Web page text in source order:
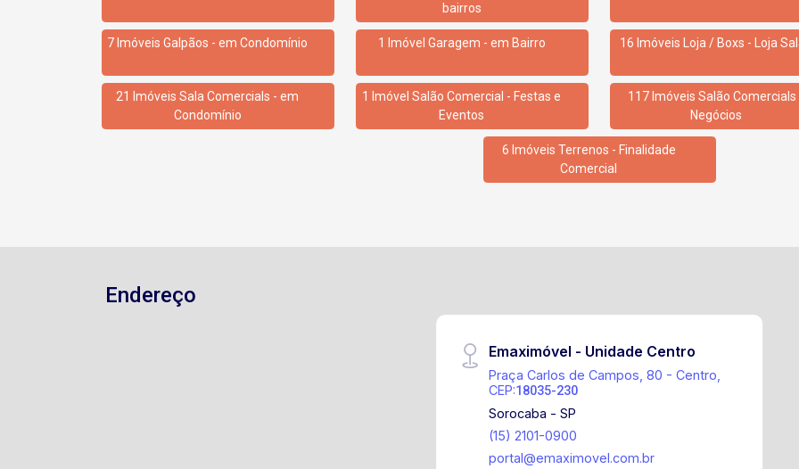
bairros
7 Imóveis Galpãos - em Condomínio 1 Imóvel Garagem - em Bairro 16 Imóveis Loja / Boxs - Loja
21 Imóveis Sala Comercials - em
Condomínio
1 Imóvel Salão Comercial - Festas e
Eventos
117 Imóveis Salão Comercials
Negócios
6 Imóveis Terrenos - Finalidade
Comercial
Endereço
Emaximóvel - Unidade Centro
Praça Carlos de Campos, 80 - Centro,
CEP:18035-230
Sorocaba - SP
(15) 2101-0900
portal@emaximovel.com.br